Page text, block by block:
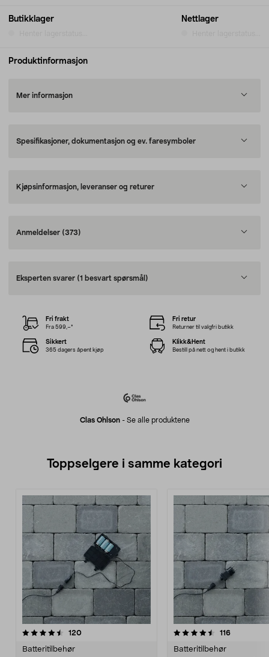
Butikklager Nettlager
Produktinformasjon
Mer informasjon
Spesifikasjoner, dokumentasjon og ev. faresymboler
Kjøpsinformasjon, leveranser og returer
Anmeldelser (373)
Eksperten svarer (1 besvart spørsmål)
Clas Ohlson- Se alle produktene
Fri frakt
Fra 599,–*
Fri retur
Returner til valgfri butikk
Sikkert
365 dagers åpent kjøp
Klikk&Hent
Bestill på nett og hent i butikk
Toppselgere i samme kategori
120anmeldelser
Batteritilbehør
4.5 av 5 stjerner 116
Batteritilbehør
4.0 av 5 stjerner